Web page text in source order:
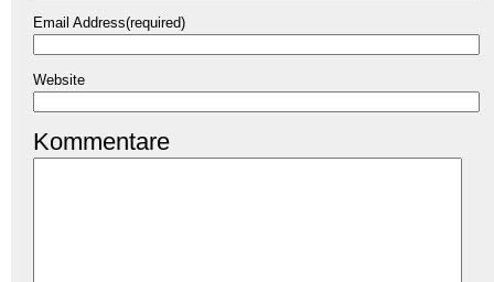
Email Address(required)
Website
Kommentare